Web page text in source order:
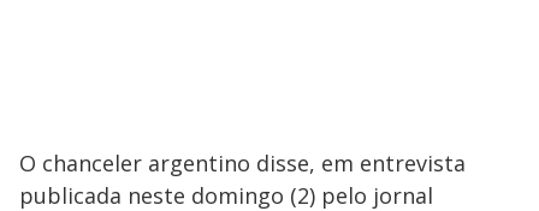
O chanceler argentino disse, em entrevista
publicada neste domingo (2) pelo jornal